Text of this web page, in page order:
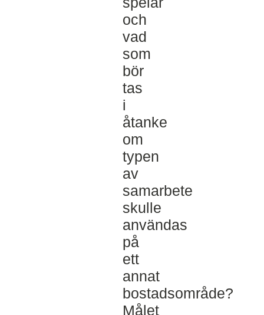
och
vad
som
bör
tas
i
åtanke
om
typen
av
samarbete
skulle
användas
på
ett
annat
bostadsområde?
Målet